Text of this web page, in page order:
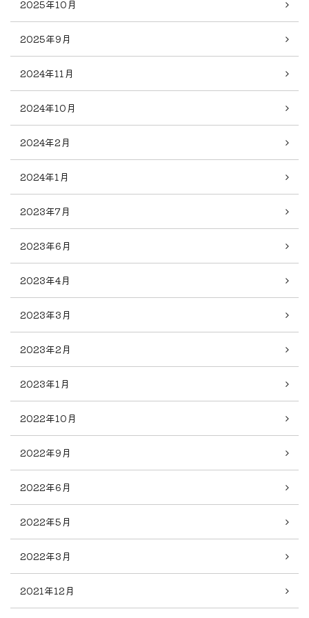
2025年10月
2025年9月
2024年11月
2024年10月
2024年2月
2024年1月
2023年7月
2023年6月
2023年4月
2023年3月
2023年2月
2023年1月
2022年10月
2022年9月
2022年6月
2022年5月
2022年3月
2021年12月